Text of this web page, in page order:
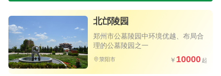
第二步：参观选位/墓——实地感受，慎重
选择
在专业顾问的陪同下，进行参观选位/墓是至关
重要的一环。您可以亲自漫步于陵园，感受不同区
域的环境、朝向和氛围。顾问会根据您的偏好（如
北邙陵园
郑州市公墓陵园中环境优越、布局合
理的公墓陵园之一
荥阳市 10000